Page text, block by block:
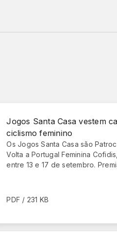
Jogos Santa Casa vestem
ciclismo feminino
Os Jogos Santa Casa são
Volta a Portugal Feminina
entre 13 e 17 de setembro.
PDF / 231 KB